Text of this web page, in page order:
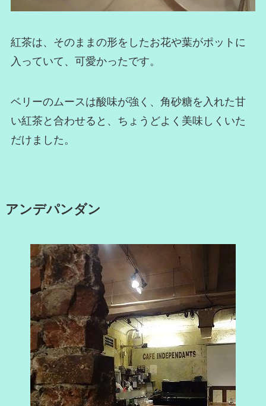
紅茶は、そのままの形をしたお花や葉がポットに
入っていて、可愛かったです。
ベリーのムースは酸味が強く、角砂糖を入れた甘
い紅茶と合わせると、ちょうどよく美味しくいた
だけました。
アンデパンダン